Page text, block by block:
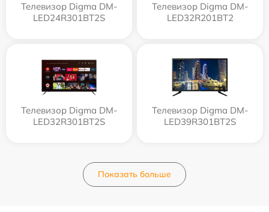
Телевизор Digma DM-
LED24R301BT2S
Телевизор Digma DM-
LED32R201BT2
Телевизор Digma DM-
LED32R301BT2S
Телевизор Digma DM-
LED39R301BT2S
Показать больше